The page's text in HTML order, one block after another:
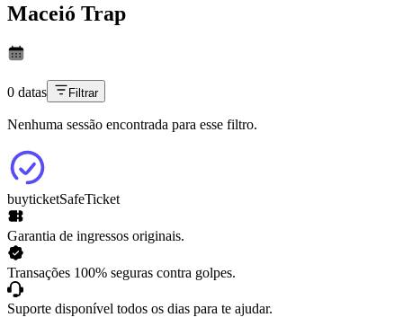
Maceió Trap
0 datas Filtrar
Nenhuma sessão encontrada para esse filtro.
buyticketSafeTicket
Garantia de ingressos originais.
Transações 100% seguras contra golpes.
Suporte disponível todos os dias para te ajudar.